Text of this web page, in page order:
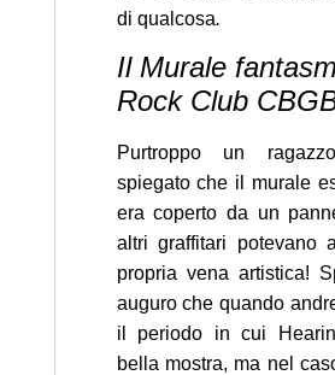
di qualcosa.
Il Murale
Rock Club
Purtroppo un
spiegato che il murale
era coperto da un
altri graffitari potevano
propria vena artistica!
auguro che quando
il periodo in cui
bella mostra, ma nel